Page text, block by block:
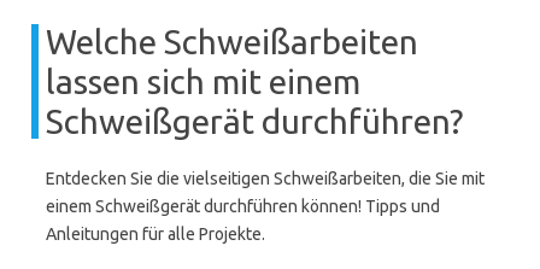
Welche Schweißarbeiten
lassen sich mit einem
Schweißgerät durchführen?
Entdecken Sie die vielseitigen Schweißarbeiten, die Sie mit
einem Schweißgerät durchführen können! Tipps und
Anleitungen für alle Projekte.